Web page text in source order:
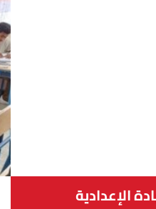
الإعدادية